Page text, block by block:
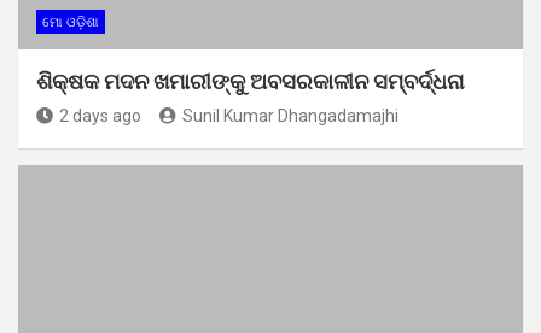
ମୋ ଓଡ଼ିଶା
ଶିକ୍ଷକ ମଦନ ଖମାରୀଙ୍କୁ ଅବସରକାଳୀନ ସମ୍ବର୍ଦ୍ଧନା
2 days ago Sunil Kumar Dhangadamajhi